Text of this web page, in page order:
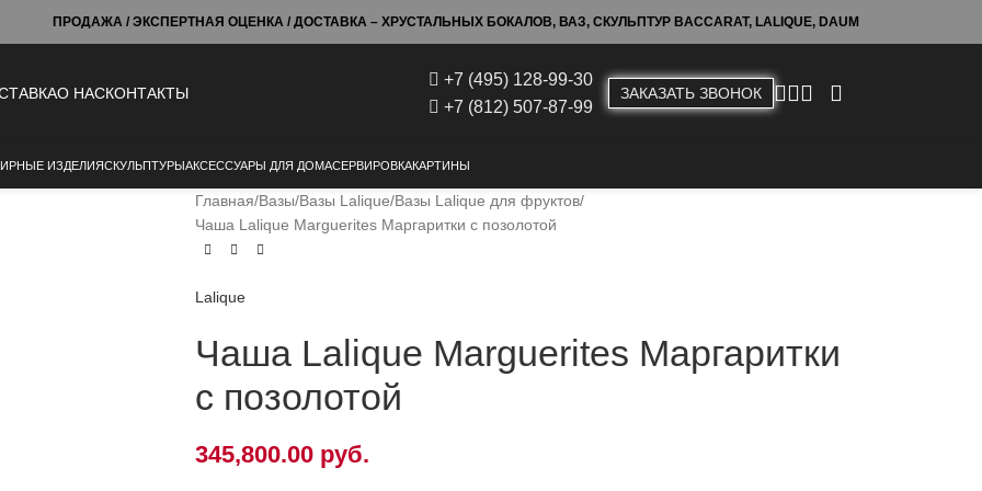
ПРОДАЖА / ЭКСПЕРТНАЯ ОЦЕНКА / ДОСТАВКА – ХРУСТАЛЬНЫХ БОКАЛОВ, ВАЗ, СКУЛЬПТУР BACCARAT, LALIQUE, DAUM
О НАСКОНТАКТЫ
+7 (495) 128-99-30
+7 (812) 507-87-99
ЗАКАЗАТЬ ЗВОНОК
ИЗДЕЛИЯСКУЛЬПТУРЫАКСЕССУАРЫ ДЛЯ ДОМАСЕРВИРОВКАКАРТИНЫ
Главная Вазы Вазы Lalique Вазы Lalique для фруктов
Чаша Lalique Marguerites Маргаритки с позолотой
Lalique
Чаша Lalique Marguerites Маргаритки
с позолотой
345,800.00 руб.